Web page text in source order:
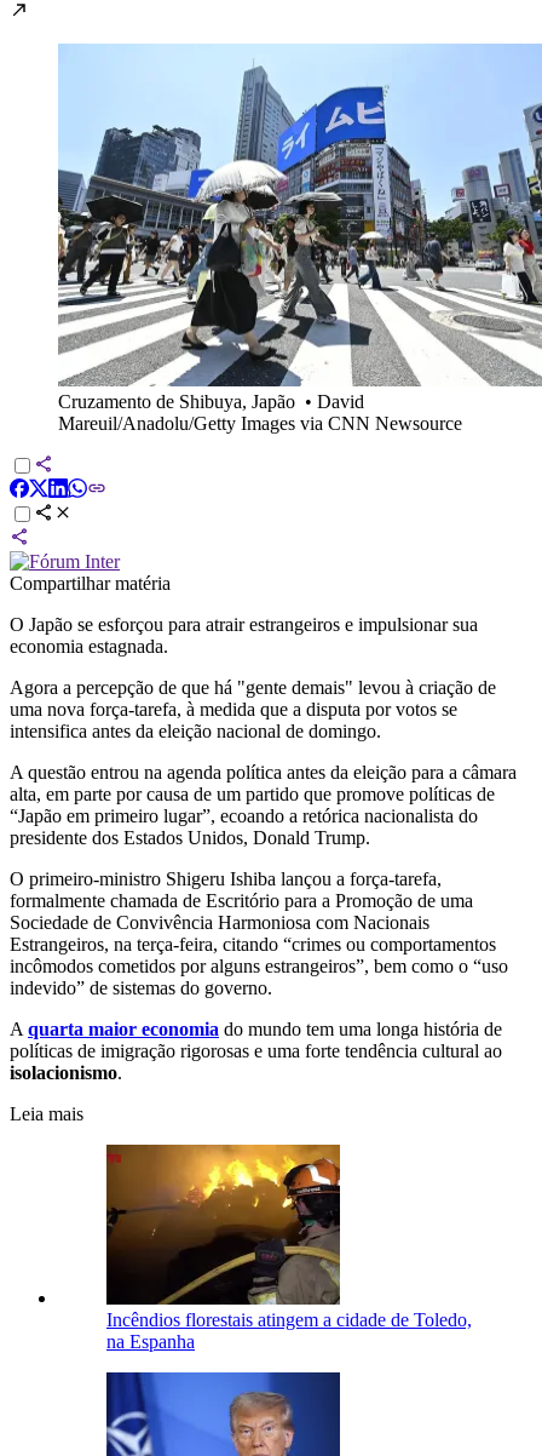
Cruzamento de Shibuya, Japão • David
Mareuil/Anadolu/Getty Images via CNN Newsource
Compartilhar matéria
O Japão se esforçou para atrair estrangeiros e impulsionar sua
economia estagnada.
Agora a percepção de que há "gente demais" levou à criação de
uma nova força-tarefa, à medida que a disputa por votos se
intensifica antes da eleição nacional de domingo.
A questão entrou na agenda política antes da eleição para a câmara
alta, em parte por causa de um partido que promove políticas de
“Japão em primeiro lugar”, ecoando a retórica nacionalista do
presidente dos Estados Unidos, Donald Trump.
O primeiro-ministro Shigeru Ishiba lançou a força-tarefa,
formalmente chamada de Escritório para a Promoção de uma
Sociedade de Convivência Harmoniosa com Nacionais
Estrangeiros, na terça-feira, citando “crimes ou comportamentos
incômodos cometidos por alguns estrangeiros”, bem como o “uso
indevido” de sistemas do governo.
A quarta maior economia do mundo tem uma longa história de
políticas de imigração rigorosas e uma forte tendência cultural ao
isolacionismo.
Leia mais
Incêndios florestais atingem a cidade de Toledo,
na Espanha